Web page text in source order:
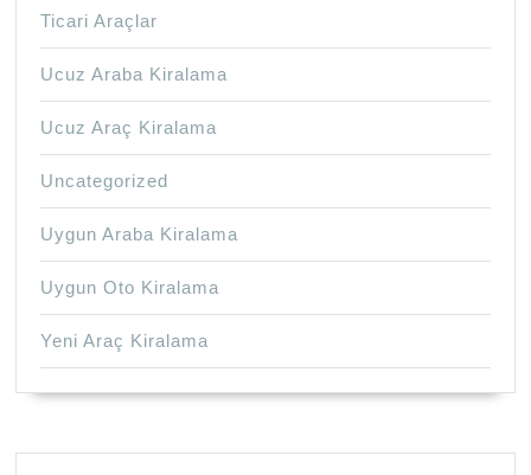
Ticari Araçlar
Ucuz Araba Kiralama
Ucuz Araç Kiralama
Uncategorized
Uygun Araba Kiralama
Uygun Oto Kiralama
Yeni Araç Kiralama